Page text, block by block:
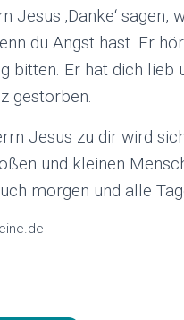
Jesus ‚Danke‘
du Angst hast. Er
bitten. Er hat dich
gestorben.
Jesus zu dir wird
und kleinen
morgen und alle